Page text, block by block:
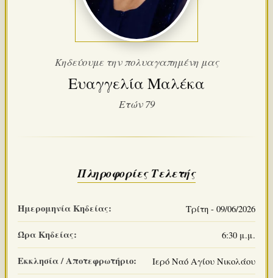
Κηδεύουμε την πολυαγαπημένη μας
Ευαγγελία Μαλέκα
Ετών 79
Πληροφορίες Τελετής
Ημερομηνία Κηδείας: Τρίτη - 09/06/2026
Ώρα Κηδείας: 6:30 μ.μ.
Εκκλησία / Αποτεφρωτήριο: Ιερό Ναό Αγίου Νικολάου